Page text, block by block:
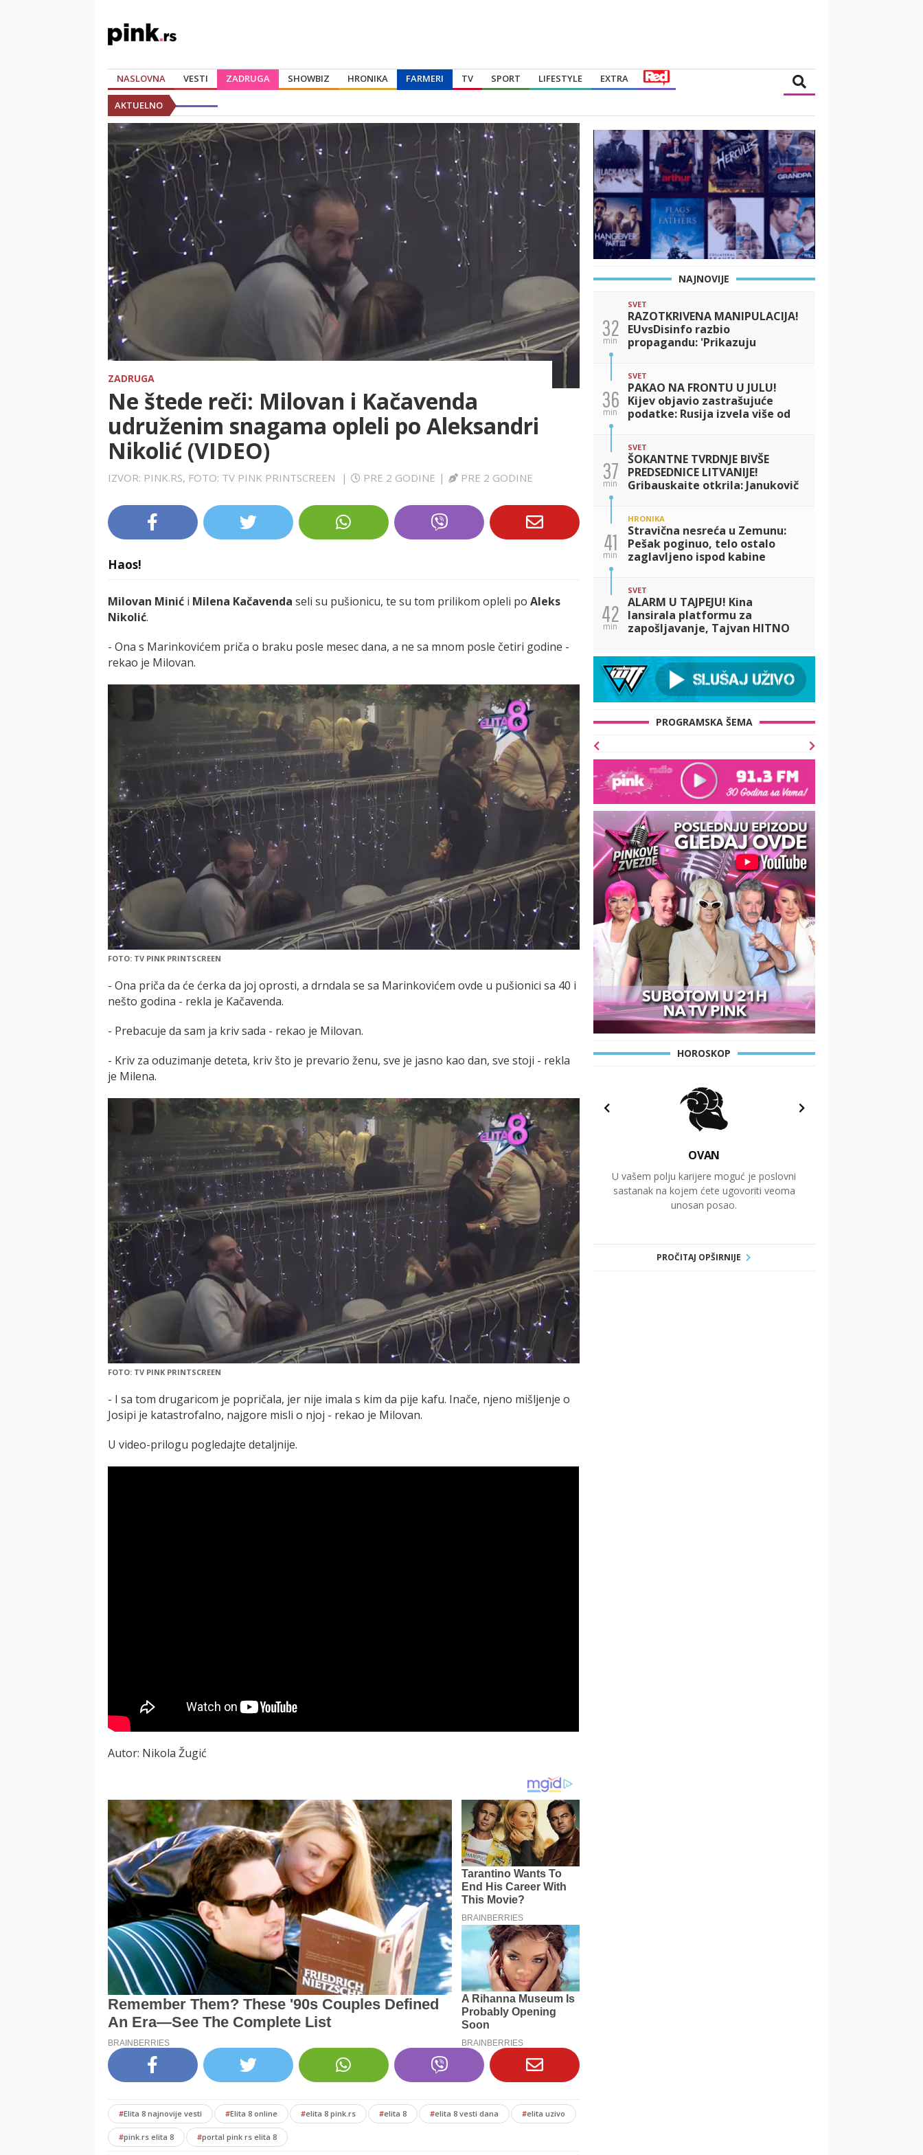
NASLOVNA VESTI ZADRUGA SHOWBIZ HRONIKA FARMERI TV SPORT LIFESTYLE EXTRA
AKTUELNO
ZADRUGA
Ne štede reči: Milovan i Kačavenda
udruženim snagama opleli po Aleksandri
Nikolić (VIDEO)
IZVOR: PINK.RS, FOTO: TV PINK PRINTSCREEN | PRE 2 GODINE | PRE 2 GODINE
Haos!
Milovan Minić i Milena Kačavenda seli su pušionicu, te su tom prilikom opleli po Aleks
Nikolić.
- Ona s Marinkovićem priča o braku posle mesec dana, a ne sa mnom posle četiri godine -
rekao je Milovan.
FOTO: TV PINK PRINTSCREEN
- Ona priča da će ćerka da joj oprosti, a drndala se sa Marinkovićem ovde u pušionici sa 40 i
nešto godina - rekla je Kačavenda.
- Prebacuje da sam ja kriv sada - rekao je Milovan.
- Kriv za oduzimanje deteta, kriv što je prevario ženu, sve je jasno kao dan, sve stoji - rekla
je Milena.
FOTO: TV PINK PRINTSCREEN
- I sa tom drugaricom je popričala, jer nije imala s kim da pije kafu. Inače, njeno mišljenje o
Josipi je katastrofalno, najgore misli o njoj - rekao je Milovan.
U video-prilogu pogledajte detaljnije.
Autor: Nikola Žugić
#Elita 8 najnovije vesti #Elita 8 online #elita 8 pink.rs #elita 8 #elita 8 vesti dana #elita uzivo
#pink.rs elita 8 #portal pink rs elita 8
NAJNOVIJE
32
min
SVET
RAZOTKRIVENA MANIPULACIJA!
EUvsDisinfo razbio
propagandu: 'Prikazuju
civile!'
36
min
SVET
PAKAO NA FRONTU U JULU!
Kijev objavio zastrašujuće
podatke: Rusija izvela više od
37
min
SVET
ŠOKANTNE TVRDNJE BIVŠE
PREDSEDNICE LITVANIJE!
Gribauskaite otkrila: Janukovič
41
min
HRONIKA
Stravična nesreća u Zemunu:
Pešak poginuo, telo ostalo
zaglavljeno ispod kabine
42
min
SVET
ALARM U TAJPEJU! Kina
lansirala platformu za
zapošljavanje, Tajvan HITNO
politička zamka i psihološki
rat!'
PROGRAMSKA ŠEMA
HOROSKOP
OVAN
U vašem polju karijere moguć je poslovni
sastanak na kojem ćete ugovoriti veoma
unosan posao.
PROČITAJ OPŠIRNIJE